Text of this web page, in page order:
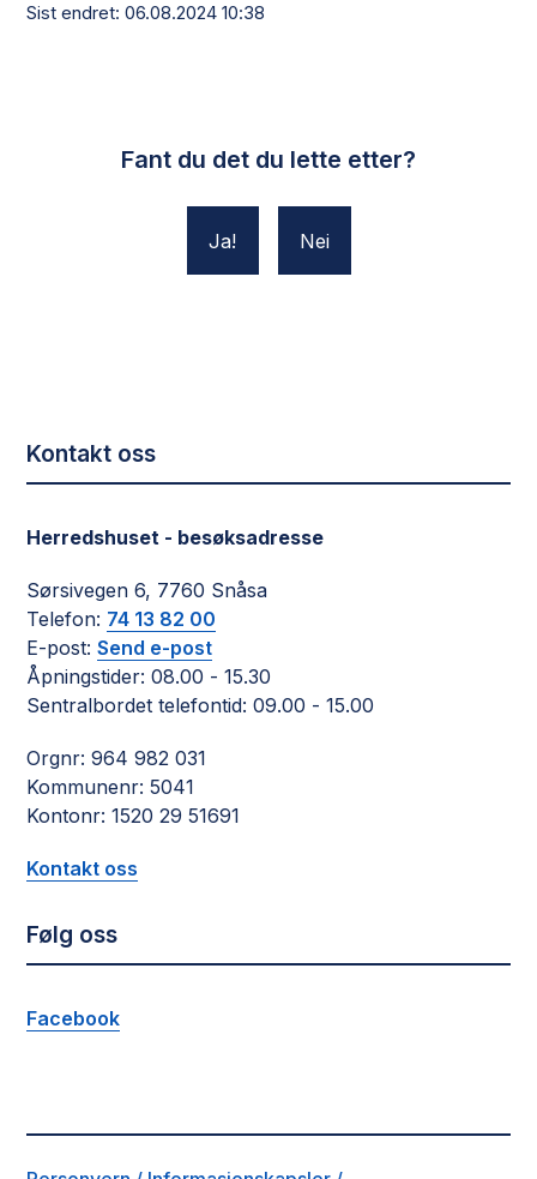
Sist endret 06.08.2024 10:38
Fant du det du lette etter?
Ja Nei
Kontakt oss
Herredshuset - besøksadresse
Sørsivegen 6, 7760 Snåsa
Telefon: 74 13 82 00
E-post:Send e-post
Åpningstider: 08.00 - 15.30
Sentralbordet telefontid: 09.00 - 15.00
Orgnr: 964 982 031
Kommunenr: 5041
Kontonr: 1520 29 51691
Kontakt oss
Følg oss
Facebook